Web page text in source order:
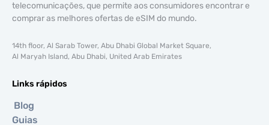
telecomunicações, que permite aos consumidores encontrar e
comprar as melhores ofertas de eSIM do mundo.
14th floor, Al Sarab Tower, Abu Dhabi Global Market Square,
Al Maryah Island, Abu Dhabi, United Arab Emirates
Links rápidos
Blog
Guias